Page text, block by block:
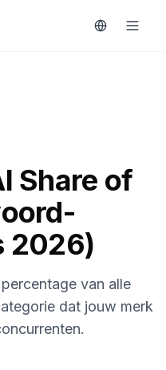
Share of
2026)
van alle
dat jouw merk